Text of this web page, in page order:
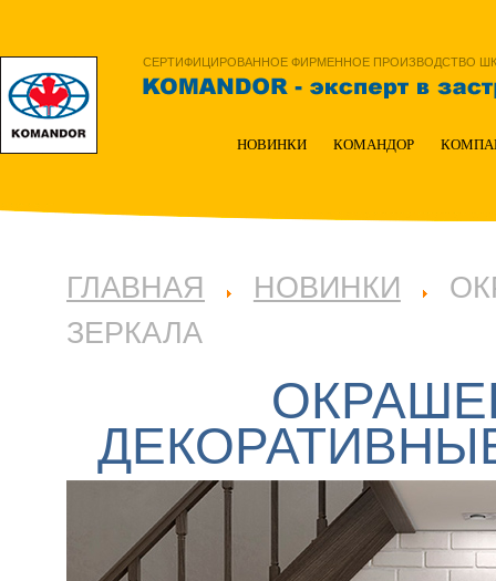
СЕРТИФИЦИРОВАННОЕ ФИРМЕННОЕ ПРОИЗВОДСТВО
НОВИНКИ КОМАНДОР
ГЛАВНАЯ НОВИНКИ
ЗЕРКАЛА